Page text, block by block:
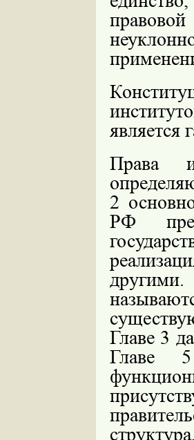
является
Права
2
РФ
Главе 3
Главе